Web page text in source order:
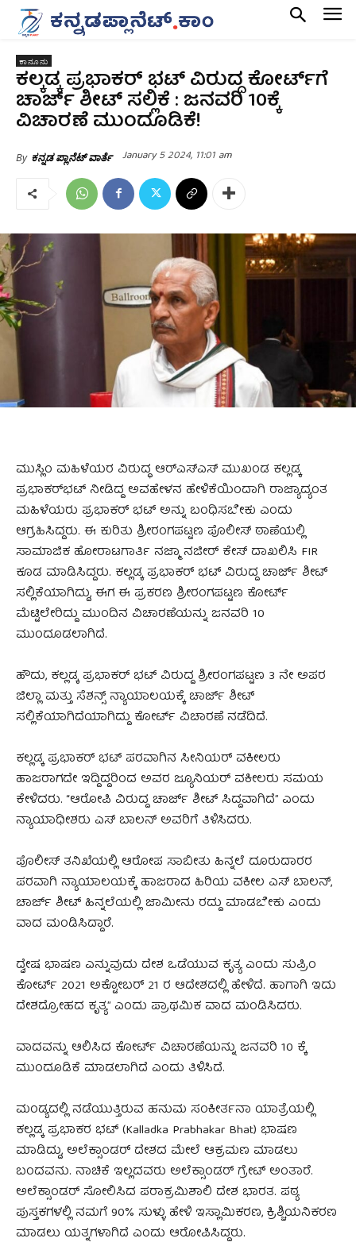
ಕಾನೂನು
ಕಲ್ಕಡ್ಕ ಪ್ರಭಾಕರ್ ಭಟ್ ವಿರುದ್ದ ಕೋರ್ಟ್‌ಗೆ
ಚಾರ್ಜ್ ಶೀಟ್ ಸಲ್ಲಿಕೆ : ಜನವರಿ 10ಕ್ಕೆ
ವಿಚಾರಣೆ ಮುಂದೂಡಿಕೆ!
By ಕನ್ನಡ ಪ್ಲಾನೆಟ್ ವಾರ್ತೆ January 5 2024, 11:01 am
ಮುಸ್ಲಿಂ ಮಹಿಳೆಯರ ವಿರುದ್ಧ ಆರ್‌ಎಸ್‌ಎಸ್‌ ಮುಖಂಡ ಕಲ್ಲಡ್ಕ
ಪ್ರಭಾಕರ್‌ಭಟ್‌ ನೀಡಿದ್ದ ಅವಹೇಳನ ಹೇಳಿಕೆಯಿಂದಾಗಿ ರಾಜ್ಯಾದ್ಯಂತ
ಮಹಿಳೆಯರು ಪ್ರಭಾಕರ್ ಭಟ್ ಅನ್ನು ಬಂಧಿಸಬೇಕು ಎಂದು
ಆಗ್ರಹಿಸಿದ್ದರು. ಈ ಕುರಿತು ಶ್ರೀರಂಗಪಟ್ಟಣ ಪೊಲೀಸ್ ಠಾಣೆಯಲ್ಲಿ
ಸಾಮಾಜಿಕ ಹೋರಾಟಗಾರ್ತಿ ನಜ್ಮಾ ನಜೀರ್ ಕೇಸ್ ದಾಖಲಿಸಿ FIR
ಕೂಡ ಮಾಡಿಸಿದ್ದರು. ಕಲ್ಲಡ್ಕ ಪ್ರಭಾಕರ್ ಭಟ್ ವಿರುದ್ದ ಚಾರ್ಜ್ ಶೀಟ್
ಸಲ್ಲಿಕೆಯಾಗಿದ್ದು, ಈಗ ಈ ಪ್ರಕರಣ ಶ್ರೀರಂಗಪಟ್ಟಣ ಕೋರ್ಟ್
ಮೆಟ್ಟಿಲೇರಿದ್ದು ಮುಂದಿನ ವಿಚಾರಣೆಯನ್ನು ಜನವರಿ 10
ಮುಂದೂಡಲಾಗಿದೆ.
ಹೌದು, ಕಲ್ಲಡ್ಕ ಪ್ರಭಾಕರ್ ಭಟ್ ವಿರುದ್ದ ಶ್ರೀರಂಗಪಟ್ಟಣ 3 ನೇ ಅಪರ
ಜಿಲ್ಲಾ ಮತ್ತು ಸೆಶನ್ಸ್ ನ್ಯಾಯಾಲಯಕ್ಕೆ ಚಾರ್ಜ್ ಶೀಟ್
ಸಲ್ಲಿಕೆಯಾಗಿದೆಯಾಗಿದ್ದು ಕೋರ್ಟ್ ವಿಚಾರಣೆ ನಡೆದಿದೆ.
ಕಲ್ಲಡ್ಕ ಪ್ರಭಾಕರ್ ಭಟ್ ಪರವಾಗಿನ ಸೀನಿಯರ್ ವಕೀಲರು
ಹಾಜರಾಗದೇ ಇದ್ದಿದ್ದರಿಂದ ಅವರ ಜ್ಯೂನಿಯರ್ ವಕೀಲರು ಸಮಯ
ಕೇಳಿದರು. “ಆರೋಪಿ ವಿರುದ್ದ ಚಾರ್ಜ್ ಶೀಟ್ ಸಿದ್ದವಾಗಿದೆ” ಎಂದು
ನ್ಯಾಯಾಧೀಶರು ಎಸ್ ಬಾಲನ್ ಅವರಿಗೆ ತಿಳಿಸಿದರು.
ಪೊಲೀಸ್ ತನಿಖೆಯಲ್ಲಿ ಆರೋಪ ಸಾಬೀತು ಹಿನ್ನಲೆ ದೂರುದಾರರ
ಪರವಾಗಿ ನ್ಯಾಯಾಲಯಕ್ಕೆ ಹಾಜರಾದ ಹಿರಿಯ ವಕೀಲ ಎಸ್ ಬಾಲನ್,
ಚಾರ್ಜ್ ಶೀಟ್ ಹಿನ್ನಲೆಯಲ್ಲಿ ಜಾಮೀನು ರದ್ದು ಮಾಡಬೇಕು ಎಂದು
ವಾದ ಮಂಡಿಸಿದ್ದಾರೆ.
ದ್ವೇಷ ಭಾಷಣ ಎನ್ನುವುದು ದೇಶ ಒಡೆಯುವ ಕೃತ್ಯ ಎಂದು ಸುಪ್ರಿಂ
ಕೋರ್ಟ್ 2021 ಅಕ್ಟೋಬರ್ 21 ರ ಆದೇಶದಲ್ಲಿ ಹೇಳಿದೆ. ಹಾಗಾಗಿ ಇದು
ದೇಶದ್ರೋಹದ ಕೃತ್ಯ” ಎಂದು ಪ್ರಾಥಮಿಕ ವಾದ ಮಂಡಿಸಿದರು.
ವಾದವನ್ನು ಆಲಿಸಿದ ಕೋರ್ಟ್ ವಿಚಾರಣೆಯನ್ನು ಜನವರಿ 10 ಕ್ಕೆ
ಮುಂದೂಡಿಕೆ ಮಾಡಲಾಗಿದೆ ಎಂದು ತಿಳಿಸಿದೆ.
ಮಂಡ್ಯದಲ್ಲಿ ನಡೆಯುತ್ತಿರುವ ಹನುಮ ಸಂಕೀರ್ತನಾ ಯಾತ್ರೆಯಲ್ಲಿ
ಕಲ್ಲಡ್ಕ ಪ್ರಭಾಕರ ಭಟ್ (Kalladka Prabhakar Bhat) ಭಾಷಣ
ಮಾಡಿದ್ದು, ಅಲೆಕ್ಸಾಂಡರ್ ದೇಶದ ಮೇಲೆ ಆಕ್ರಮಣ ಮಾಡಲು
ಬಂದವನು. ನಾಚಿಕೆ ಇಲ್ಲದವರು ಅಲೆಕ್ಸಾಂಡರ್ ಗ್ರೇಟ್ ಅಂತಾರೆ.
ಅಲೆಕ್ಸಾಂಡರ್ ಸೋಲಿಸಿದ ಪರಾಕ್ರಮಿಶಾಲಿ ದೇಶ ಭಾರತ. ಪಠ್ಯ
ಪುಸ್ತಕಗಳಲ್ಲಿ ನಮಗೆ 90% ಸುಳ್ಳು ಹೇಳಿ ಇಸ್ಲಾಮಿಕರಣ, ಕ್ರಿಶ್ಚಿಯನಿಕರಣ
ಮಾಡಲು ಯತ್ನಗಳಾಗಿದೆ ಎಂದು ಆರೋಪಿಸಿದ್ದರು.